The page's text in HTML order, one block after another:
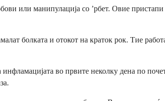
или манипулација со ’рбет. Овие
болката и отокот на краток рок. Тие
во првите неколку дена по